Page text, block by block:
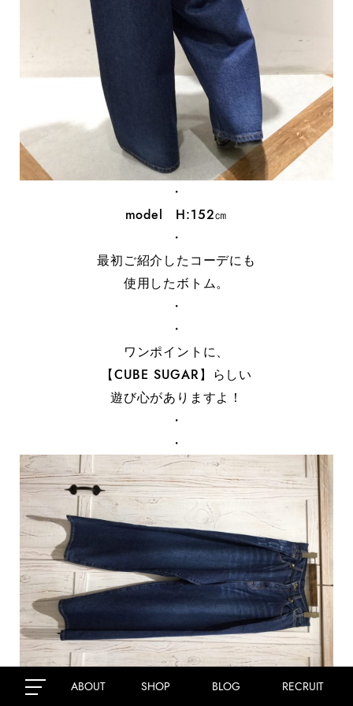
ABOUT SHOP BLOG RECRUIT
・
model H:152㎝
・
最初ご紹介したコーデにも
使用したボトム。
・
・
ワンポイントに、
【CUBE SUGAR】らしい
遊び心がありますよ！
・
・